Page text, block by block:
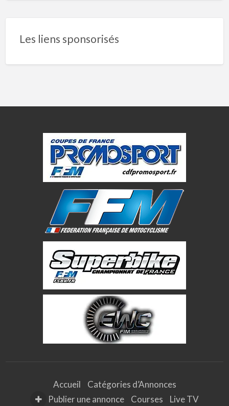
Les liens sponsorisés
Accueil
Catégories d’Annonces
Publier une annonce
Courses Live TV